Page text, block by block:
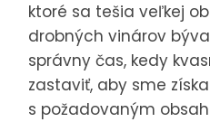
ktoré sa tešia veľkej
drobných vinárov
správny čas, kedy
zastaviť, aby sme
s požadovaným